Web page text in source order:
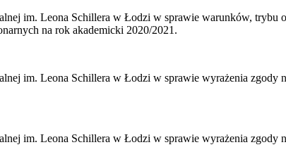
im. Leona Schillera w Łodzi w sprawie warunków, trybu
na rok akademicki 2020/2021.
im. Leona Schillera w Łodzi w sprawie wyrażenia
im. Leona Schillera w Łodzi w sprawie wyrażenia zgody